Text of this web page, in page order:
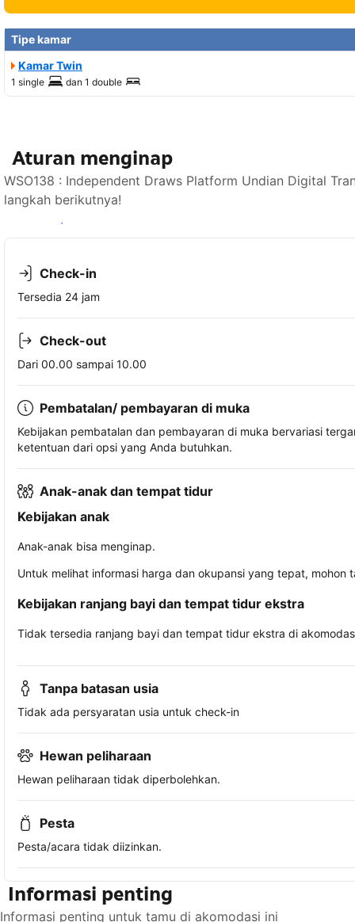
Tipe kamar
Kamar Twin
1 single dan 1 double
Aturan menginap
WSO138 : Independent Draws Platform Undian Digital
langkah berikutnya!
Lihat ketersediaan
Check-in
Tersedia 24 jam
Check-out
Dari 00.00 sampai 10.00
Pembatalan/ pembayaran di muka
Kebijakan pembatalan dan pembayaran di muka bervariasi
ketentuan dari opsi yang Anda butuhkan.
Anak-anak dan tempat tidur
Kebijakan anak
Anak-anak bisa menginap.
Untuk melihat informasi harga dan okupansi yang tepat,
Kebijakan ranjang bayi dan tempat tidur ekstra
Tidak tersedia ranjang bayi dan tempat tidur ekstra di
Tanpa batasan usia
Tidak ada persyaratan usia untuk check-in
Hewan peliharaan
Hewan peliharaan tidak diperbolehkan.
Pesta
Pesta/acara tidak diizinkan.
Informasi penting
Informasi penting untuk tamu di akomodasi ini